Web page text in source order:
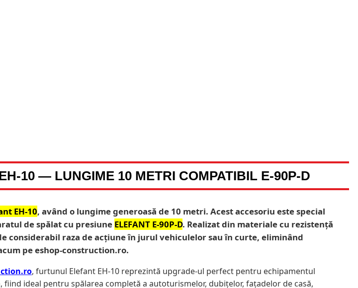
10 — LUNGIME 10 METRI COMPATIBIL E-90P-D
EH-10, având o lungime generoasă de 10 metri. Acest accesoriu este special
de spălat cu presiune ELEFANT E-90P-D. Realizat din materiale cu rezistență
raza de acțiune în jurul vehiculelor sau în curte, eliminând
pe eshop-construction.ro.
, furtunul Elefant EH-10 reprezintă upgrade-ul perfect pentru echipamentul
ideal pentru spălarea completă a autoturismelor, dubițelor, fațadelor de casă,